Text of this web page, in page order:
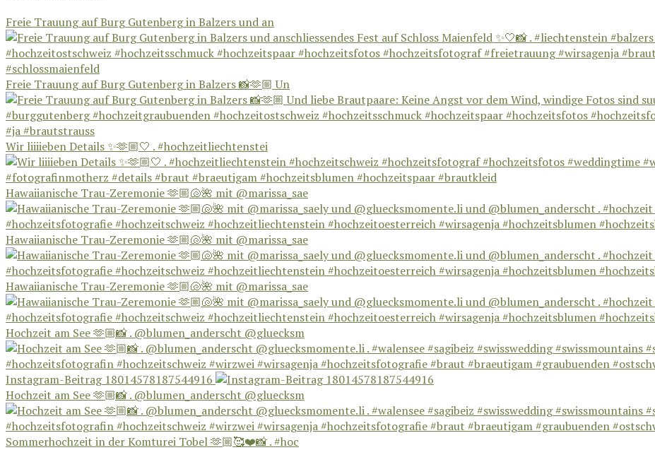
Freie Trauung auf Burg Gutenberg in Balzers und an
Freie Trauung auf Burg Gutenberg in Balzers 📸🫶🏼 Un
Wir liiiieben Details ✨🫶🏼🤍 . #hochzeitliechtenstei
Hawaiianische Trau-Zeremonie 🫶🏼🐚🌺 mit @marissa_sae
Hawaiianische Trau-Zeremonie 🫶🏼🐚🌺 mit @marissa_sae
Hawaiianische Trau-Zeremonie 🫶🏼🐚🌺 mit @marissa_sae
Hochzeit am See 🫶🏼📸 . @blumen_anderscht @gluecksm
Instagram-Beitrag 18014578187544916
Hochzeit am See 🫶🏼📸 . @blumen_anderscht @gluecksm
Sommerhochzeit in der Komturei Tobel 🫶🏼🥰❤️📸 . #hoc